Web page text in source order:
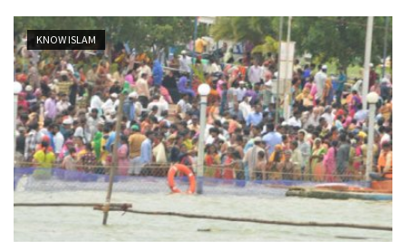
KNOW ISLAM